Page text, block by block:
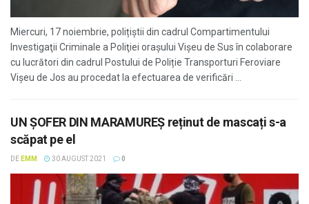
Miercuri, 17 noiembrie, polițiștii din cadrul Compartimentului
Investigaţii Criminale a Poliţiei oraşului Vişeu de Sus în colaborare
cu lucrători din cadrul Postului de Poliție Transporturi Feroviare
Vișeu de Jos au procedat la efectuarea de verificări ...
UN ȘOFER DIN MARAMUREȘ reținut de mascați s-a
scăpat pe el
DE EMM 30 AUGUST 2021 0